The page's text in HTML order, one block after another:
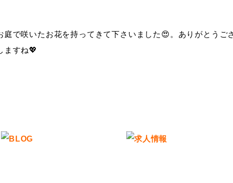
庭で咲いたお花を持ってきて下さいました😍。ありがとうご
ますね💖